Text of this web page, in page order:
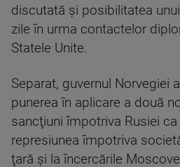
discutată şi posibilitatea
zile în urma contactelor
Statele Unite.
Separat, guvernul Norvegiei
punerea în aplicare a două
sancţiuni împotriva Rusiei
represiunea împotriva
ţară şi la încercările